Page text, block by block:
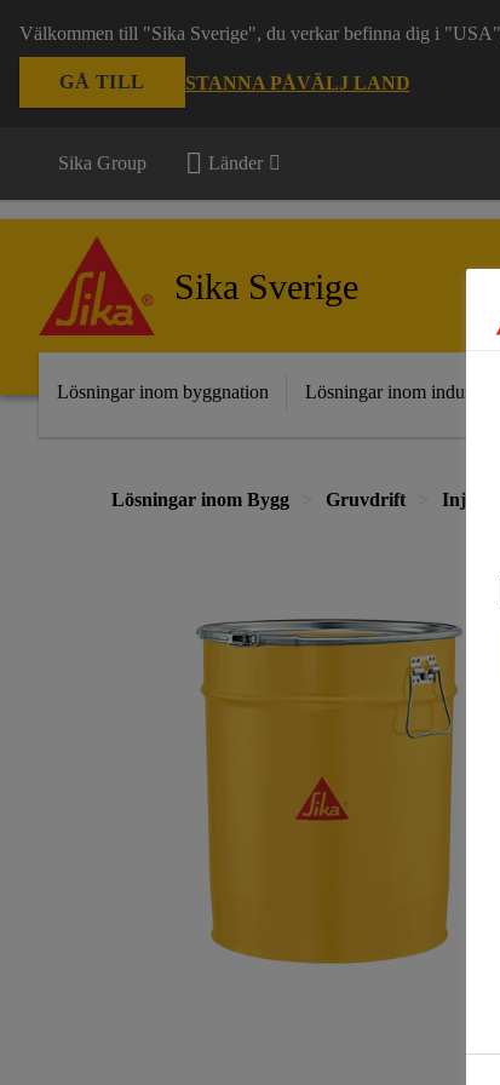
Välkommen till "Sika Sverige", du verkar befinna dig i
GÅ TILL STANNA PÅVÄLJ LAND
Sika Group Länder
Sika Sverige
Lösningar inom byggnation Lösningar inom industri
Lösningar inom Bygg Gruvdrift